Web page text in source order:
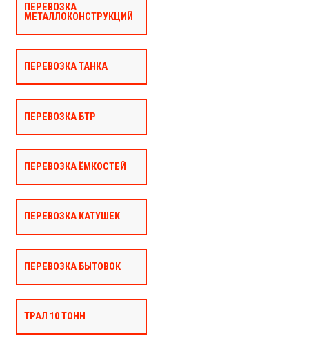
ПЕРЕВОЗКА
МЕТАЛЛОКОНСТРУКЦИЙ
ПЕРЕВОЗКА ТАНКА
ПЕРЕВОЗКА БТР
ПЕРЕВОЗКА ЁМКОСТЕЙ
ПЕРЕВОЗКА КАТУШЕК
ПЕРЕВОЗКА БЫТОВОК
ТРАЛ 10 ТОНН